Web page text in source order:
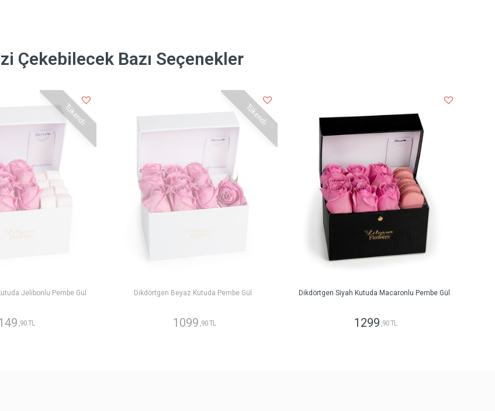
Çekebilecek Bazı Seçenekler
Tükendi
Jelibonlu Pembe Gül
,90 TL
Tükendi
Dikdörtgen Beyaz Kutuda Pembe Gül
1099 ,90 TL
Dikdörtgen Siyah Kutuda Macaronlu Pembe Gül
1299 ,90 TL